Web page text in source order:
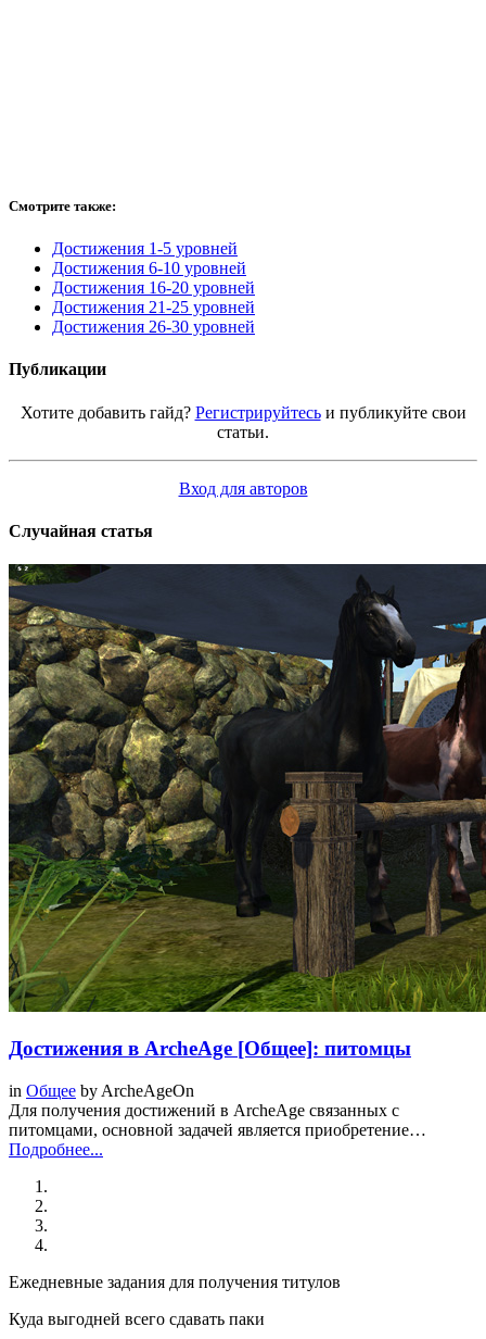
Смотрите также:
Достижения 1-5 уровней
Достижения 6-10 уровней
Достижения 16-20 уровней
Достижения 21-25 уровней
Достижения 26-30 уровней
Публикации
Хотите добавить гайд? Регистрируйтесьи публикуйте свои
статьи.
Вход для авторов
Случайная статья
Достижения в ArcheAge [Общее]: питомцы
in Общее by ArcheAgeOn
Для получения достижений в ArcheAge связанных с
питомцами, основной задачей является приобретение…
Подробнее...
Ежедневные задания для получения титулов
Куда выгодней всего сдавать паки